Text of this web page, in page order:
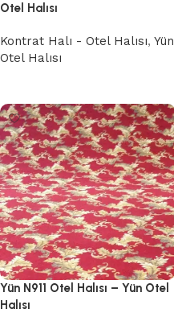
Otel Halısı
Kontrat Halı - Otel Halısı, Yün
Otel Halısı
Yün N911 Otel Halısı – Yün Otel
Halısı